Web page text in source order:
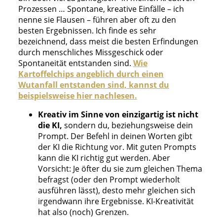
Prozessen … Spontane, kreative Einfälle – ich
nenne sie Flausen – führen aber oft zu den
besten Ergebnissen. Ich finde es sehr
bezeichnend, dass meist die besten Erfindungen
durch menschliches Missgeschick oder
Spontaneität entstanden sind. Wie
Kartoffelchips angeblich durch einen
Wutanfall entstanden sind, kannst du
beispielsweise hier nachlesen.
Kreativ im Sinne von einzigartig ist nicht
die KI, sondern du, beziehungsweise dein
Prompt. Der Befehl in deinen Worten gibt
der KI die Richtung vor. Mit guten Prompts
kann die KI richtig gut werden. Aber
Vorsicht: Je öfter du sie zum gleichen Thema
befragst (oder den Prompt wiederholt
ausführen lässt), desto mehr gleichen sich
irgendwann ihre Ergebnisse. KI-Kreativität
hat also (noch) Grenzen.